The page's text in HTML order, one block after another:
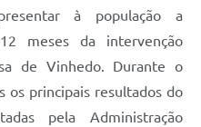
Municipais de
à população a
meses da intervenção
de Vinhedo. Durante o
os principais resultados do
pela Administração